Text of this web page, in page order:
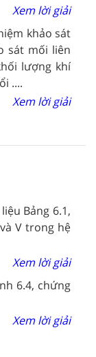
Xem lời giải
khảo sát
sát mối liên
lượng khí
....
Xem lời giải
Bảng 6.1,
V trong hệ
Xem lời giải
6.4, chứng
Xem lời giải